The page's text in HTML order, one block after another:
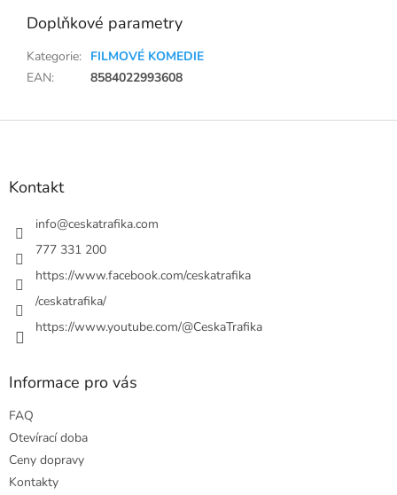
Doplňkové parametry
Kategorie: FILMOVÉ KOMEDIE
EAN: 8584022993608
Z
Kontakt
info@ceskatrafika.com
777 331 200
https://www.facebook.com/ceskatrafika
/ceskatrafika/
https://www.youtube.com/@CeskaTrafika
Informace pro vás
FAQ
Otevírací doba
Ceny dopravy
Kontakty